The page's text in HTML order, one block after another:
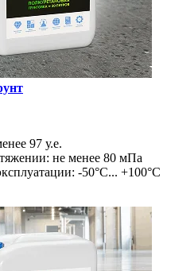
97 у.е.
не менее 80 мПа
-50°С... +100°С